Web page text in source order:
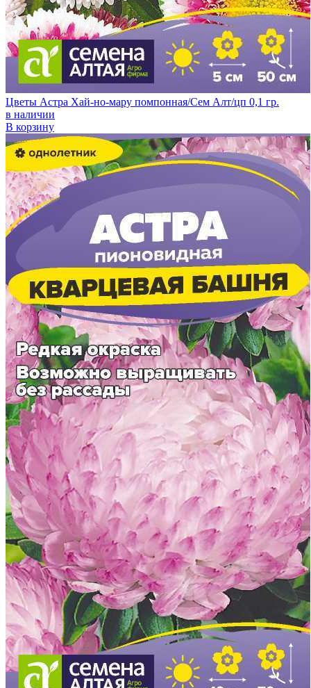
Цветы Астра Хай-но-мару помпонная/Сем Алт/цп 0,1 гр.
в наличии
В корзину